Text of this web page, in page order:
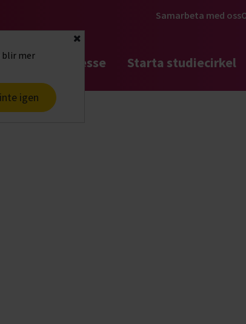
blir mer
igen
Stäng
Samarbeta med oss
Hitta intresse Starta studiecirkel